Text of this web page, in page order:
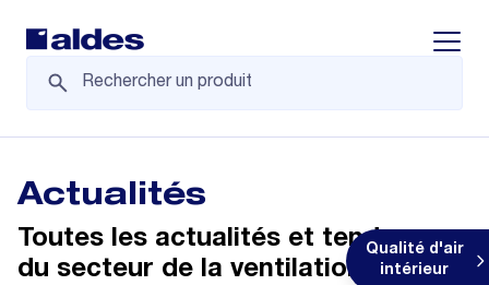
Qualité d'air
intérieur
Actualités
Toutes les actualités et tendances
du secteur de la ventilation